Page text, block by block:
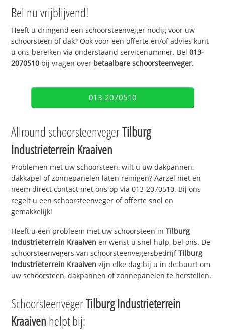
Bel nu vrijblijvend!
Heeft u dringend een schoorsteenveger nodig voor uw
schoorsteen of dak? Ook voor een offerte en/of advies kunt
u ons bereiken via onderstaand servicenummer. Bel013-
2070510 bij vragen over betaalbare schoorsteenveger.
013-2070510
Allround schoorsteenvegerTilburg
Industrieterrein Kraaiven
Problemen met uw schoorsteen, wilt u uw dakpannen,
dakkapel of zonnepanelen laten reinigen? Aarzel niet en
neem direct contact met ons op via 013-2070510. Bij ons
regelt u een schoorsteenveger of offerte snel en
gemakkelijk!
Heeft u een probleem met uw schoorsteen inTilburg
Industrieterrein Kraaiven en wenst u snel hulp, bel ons. De
schoorsteenvegers van schoorsteenvegersbedrijfTilburg
Industrieterrein Kraaiven zijn elke dag bij u in de buurt om
uw schoorsteen, dakpannen of zonnepanelen te herstellen.
SchoorsteenvegerTilburg Industrieterrein
Kraaiven helpt bij: